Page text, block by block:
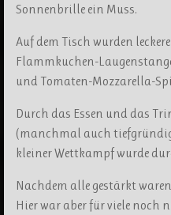
Sonnenbrille ein Muss.
Auf dem Tisch wurden
Flammkuchen-
und Tomaten-Mozzarella-
Durch das Essen und das
(manchmal auch
kleiner Wettkampf wurde
Nachdem alle gestärkt
Hier war aber für viele noch